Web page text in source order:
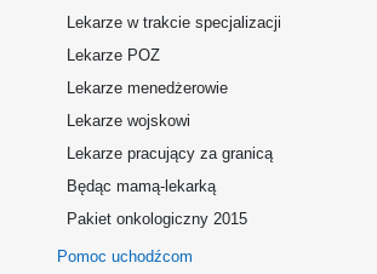
Lekarze w trakcie specjalizacji
Lekarze POZ
Lekarze menedżerowie
Lekarze wojskowi
Lekarze pracujący za granicą
Będąc mamą-lekarką
Pakiet onkologiczny 2015
Pomoc uchodźcom